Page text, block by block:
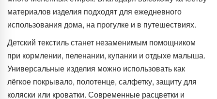
материалов изделия подходят для ежедневного
использования дома, на прогулке и в путешествиях.
Детский текстиль станет незаменимым помощником
при кормлении, пеленании, купании и отдыхе малыша.
Универсальные изделия можно использовать как
лёгкое покрывало, полотенце, салфетку, защиту для
коляски или кроватки. Современные расцветки и